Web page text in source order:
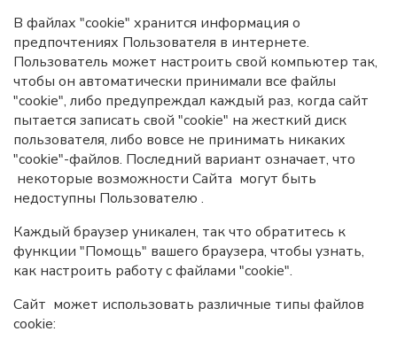
В файлах "cookie" хранится информация о
предпочтениях Пользователя в интернете.
Пользователь может настроить свой компьютер так,
чтобы он автоматически принимали все файлы
"cookie", либо предупреждал каждый раз, когда сайт
пытается записать свой "cookie" на жесткий диск
пользователя, либо вовсе не принимать никаких
"cookie"-файлов. Последний вариант означает, что
некоторые возможности Сайта могут быть
недоступны Пользователю .
Каждый браузер уникален, так что обратитесь к
функции "Помощь" вашего браузера, чтобы узнать,
как настроить работу с файлами "cookie".
Сайт может использовать различные типы файлов
cookie: